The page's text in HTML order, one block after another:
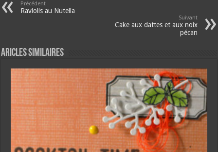
Précédent
Raviolis au Nutella
Suivant
Cake aux dattes et aux noix
pécan
Aricles similaires